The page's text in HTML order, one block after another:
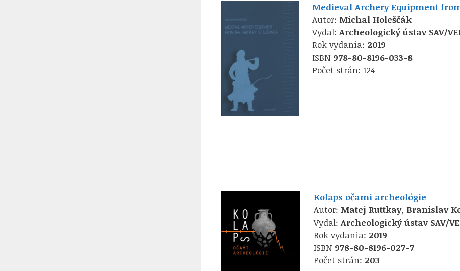
Medieval Archery Equipment
Autor: Michal Holeščák
Vydal: Archeologický ústav SAV/
Rok vydania: 2019
ISBN 978-80-8196-033-8
Počet strán: 124
Kolaps očami archeológie
Autor: Matej Ruttkay, Branislav
Vydal:Archeologický ústav SAV/
Rok vydania: 2019
ISBN 978-80-8196-027-7
Počet strán: 203